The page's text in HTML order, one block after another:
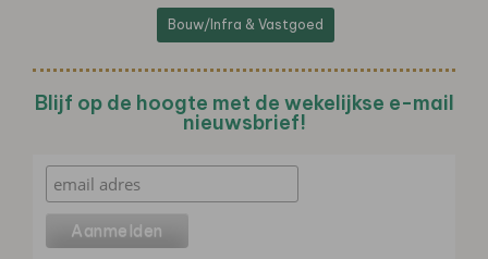
Bouw/Infra & Vastgoed
Blijf op de hoogte met de wekelijkse e-mail
nieuwsbrief!